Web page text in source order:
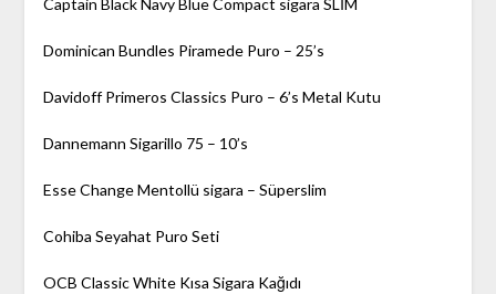
Captain Black Navy Blue Compact sigara SLİM
Dominican Bundles Piramede Puro – 25’s
Davidoff Primeros Classics Puro – 6’s Metal Kutu
Dannemann Sigarillo 75 – 10’s
Esse Change Mentollü sigara – Süperslim
Cohiba Seyahat Puro Seti
OCB Classic White Kısa Sigara Kağıdı